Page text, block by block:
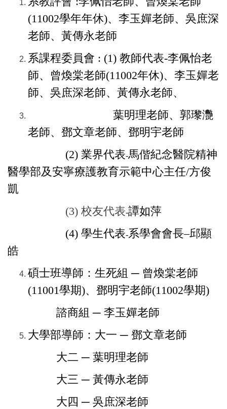
(11002學年年休)、李玉嬋老師、吳庶深
老師、黃傳永老師
系課程委員會 : (1) 教師代表-李佩怡老
師、曾煥棠老師(11002年休)、李玉嬋老
師、吳庶深老師、 黃傳永老師、
葉明理老師、 郭瓈灧
老師、鄧文章老師、鄧明宇老師
(2) 業界代表-馬偕紀念醫院精神
醫學部及安寧療護教育示範中心主任/方俊
凱
(3) 校友代表-譚如萍
(4) 學生代表-系學會會長–邱顯
皓
碩士班導師：生死組 ─ 曾煥棠老師
(11001學期)、鄧明宇老師(11002學期)
諮商組 ─ 李玉嬋老師
大學部導師：大一 ─ 鄧文章老師
大二 ─ 葉明理老師
大三 ─ 黃傳永老師
大四 ─ 吳庶深老師